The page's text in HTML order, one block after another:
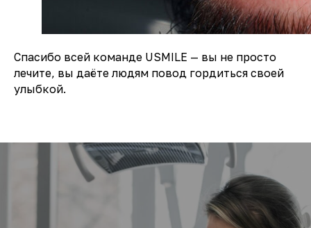
Спасибо всей команде USMILE — вы не просто
лечите, вы даёте людям повод гордиться своей
улыбкой.